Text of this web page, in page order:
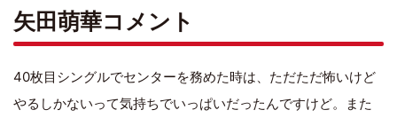
矢田萌華コメント
40枚目シングルでセンターを務めた時は、ただただ怖いけど
やるしかないって気持ちでいっぱいだったんですけど。また